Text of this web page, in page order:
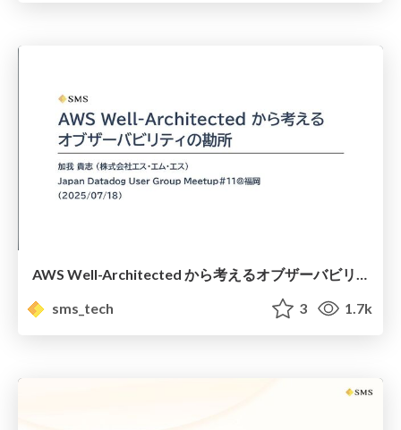
AWS Well-Architected から考えるオブザーバビリティの勘所 / Considering the Essentials of Observability from AWS Well-Architected
sms_tech
3 1.7k